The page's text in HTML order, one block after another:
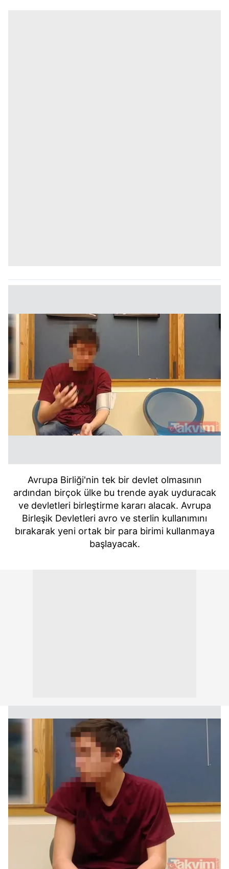
Avrupa Birliği'nin tek bir devlet olmasının
ardından birçok ülke bu trende ayak uyduracak
ve devletleri birleştirme kararı alacak. Avrupa
Birleşik Devletleri avro ve sterlin kullanımını
bırakarak yeni ortak bir para birimi kullanmaya
başlayacak.